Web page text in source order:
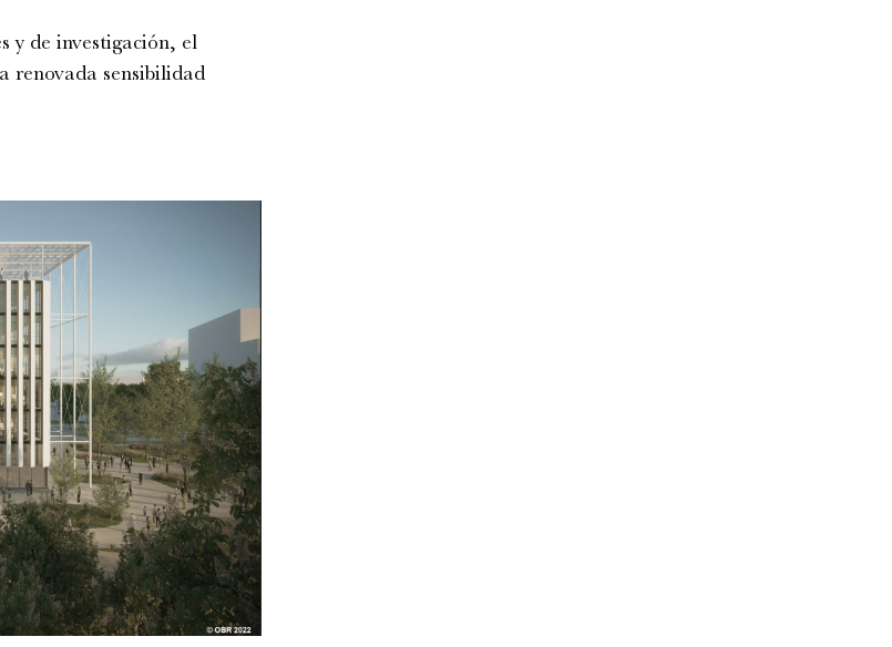
y de investigación, el
renovada sensibilidad